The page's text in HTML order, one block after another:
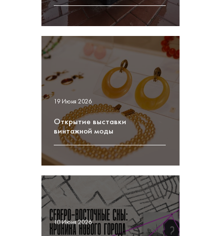
19 Июня 2026
Открытие выставки
винтажной моды
10 Июня 2026